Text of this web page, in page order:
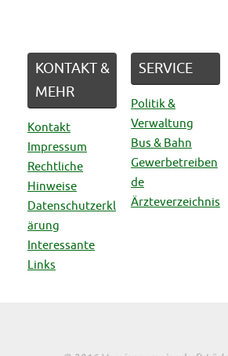
KONTAKT &
MEHR
Kontakt
Impressum
Rechtliche
Hinweise
Datenschutzerkl
ärung
Interessante
Links
SERVICE
Politik &
Verwaltung
Bus & Bahn
Gewerbetreiben
de
Ärzteverzeichnis